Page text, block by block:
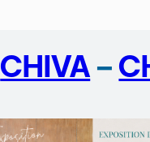
CHIVA –